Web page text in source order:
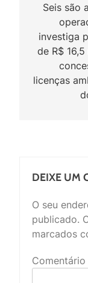
de
Post
Seis são
investiga
de R$
licenças
DEIXE UM
O seu
publicado.
marcados
Comentário